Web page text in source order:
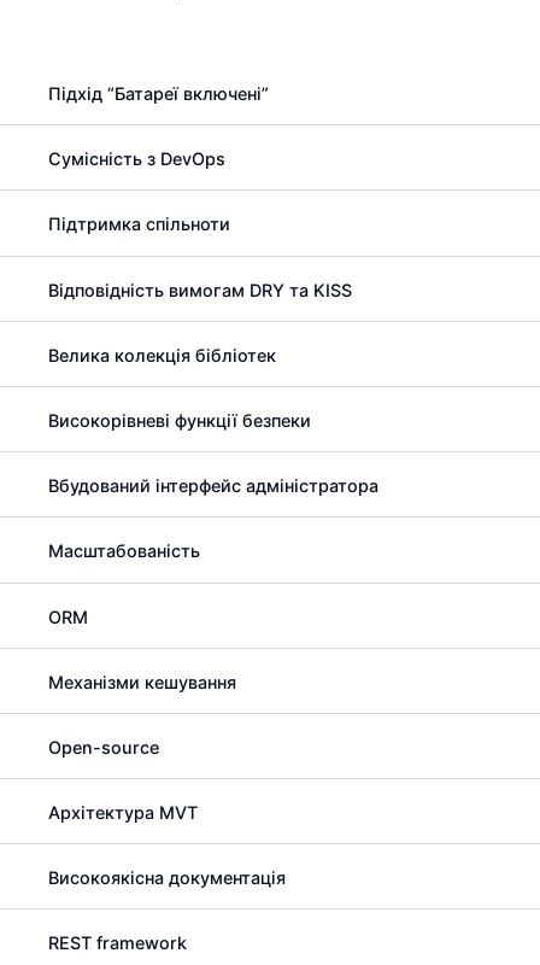
Підхід “Батареї включені”
Сумісність з DevOps
Підтримка спільноти
Відповідність вимогам DRY та KISS
Велика колекція бібліотек
Високорівневі функції безпеки
Вбудований інтерфейс адміністратора
Масштабованість
ORM
Механізми кешування
Open-source
Архітектура MVT
Високоякісна документація
REST framework